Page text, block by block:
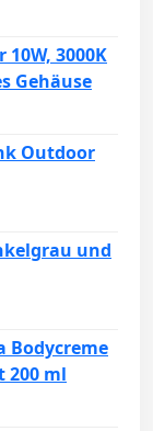
3000K
Gehäuse
Outdoor
und
Bodycreme
200 ml